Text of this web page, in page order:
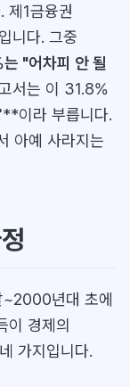
제1금융권
니다. 그중
"어차피 안 될
서는 이 31.8%
이라 부릅니다.
아예 사라지는
~2000년대 초에
이 경제의
가지입니다.